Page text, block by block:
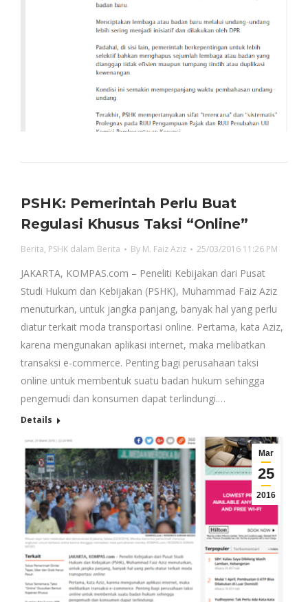
PSHK: Pemerintah Perlu Buat
Regulasi Khusus Taksi “Online”
Berita, PSHK dalam Berita By M. Faiz Aziz 25/03/2016 11:26 PM
JAKARTA, KOMPAS.com – Peneliti Kebijakan dari Pusat
Studi Hukum dan Kebijakan (PSHK), Muhammad Faiz Aziz
menuturkan, untuk jangka panjang, banyak hal yang perlu
diatur terkait moda transportasi online. Pertama, kata Aziz,
karena mengunakan aplikasi internet, maka melibatkan
transaksi e-commerce. Penting bagi perusahaan taksi
online untuk membentuk suatu badan hukum sehingga
pengemudi dan konsumen dapat terlindungi.…
Details
Mar
25
2016